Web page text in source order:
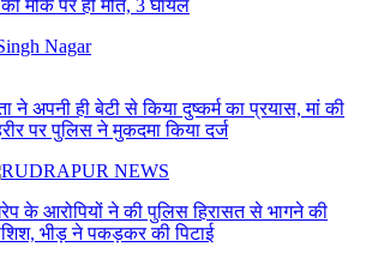
की मौके पर ही मौत, 3 घायल
Nagar
ने अपनी ही बेटी से किया दुष्कर्म का प्रयास, मां की
पर पुलिस ने मुकदमा किया दर्ज
के आरोपियों ने की पुलिस हिरासत से भागने की
भीड़ ने पकड़कर की पिटाई